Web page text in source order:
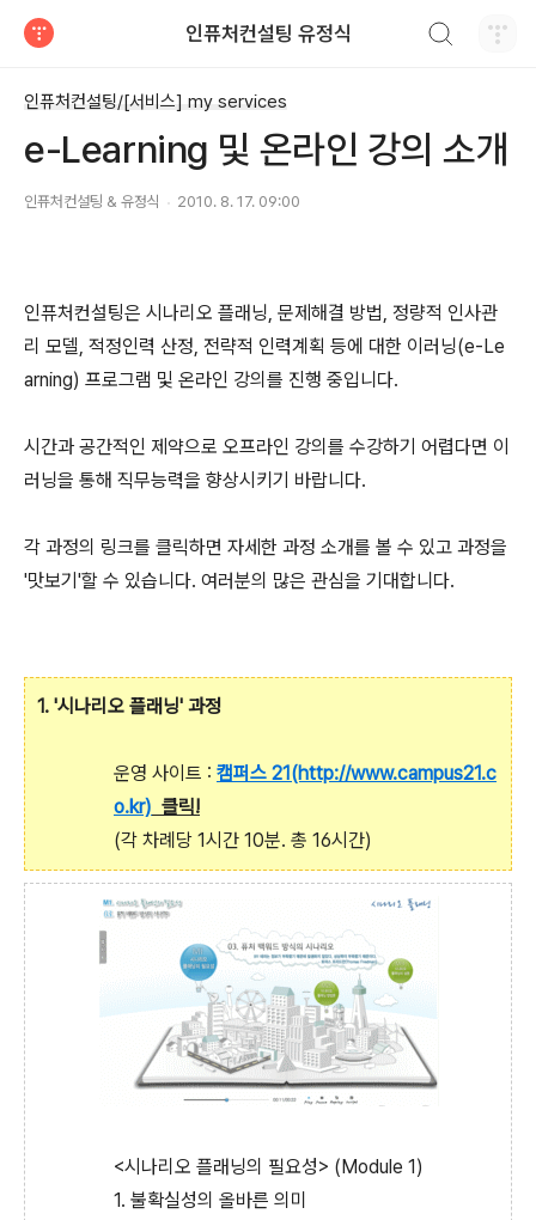
인퓨처컨설팅 유정식
인퓨처컨설팅/[서비스] my services
e-Learning 및 온라인 강의 소개
인퓨처컨설팅 & 유정식 2010. 8. 17. 09:00
인퓨처컨설팅은 시나리오 플래닝, 문제해결 방법, 정량적 인사관
리 모델, 적정인력 산정, 전략적 인력계획 등에 대한 이러닝(e-Le
arning) 프로그램 및 온라인 강의를 진행 중입니다.
시간과 공간적인 제약으로 오프라인 강의를 수강하기 어렵다면 이
러닝을 통해 직무능력을 향상시키기 바랍니다.
각 과정의 링크를 클릭하면 자세한 과정 소개를 볼 수 있고 과정을
'맛보기'할 수 있습니다. 여러분의 많은 관심을 기대합니다.
1. '시나리오 플래닝' 과정
운영 사이트 : 캠퍼스 21(http://www.campus21.c
o.kr) 클릭!
(각 차례당 1시간 10분. 총 16시간)
<시나리오 플래닝의 필요성> (Module 1)
1. 불확실성의 올바른 의미